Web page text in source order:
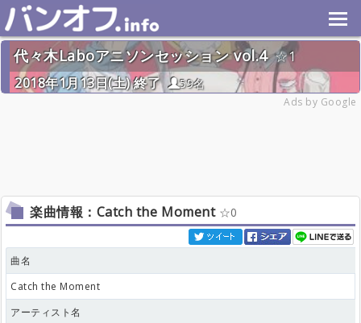
代々木Laboアニソンセッション vol.4
1
2018年1月13日(土) 終了
59名
Ads by Google
楽曲情報：Catch the Moment 0
曲名
Catch the Moment
アーティスト名